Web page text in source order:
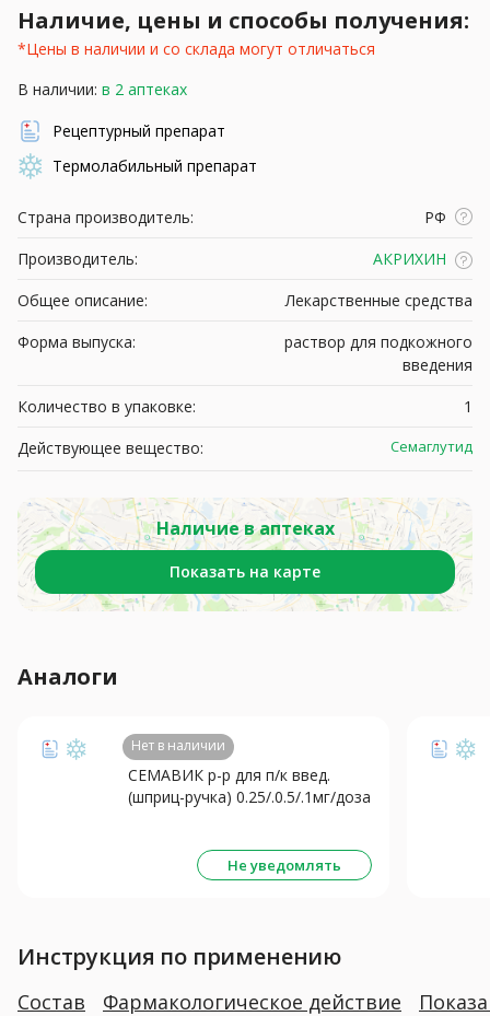
Наличие, цены и способы получения:
*Цены в наличии и со склада могут отличаться
В наличии: в 2 аптеках
Рецептурный препарат
Термолабильный препарат
Страна производитель:
РФ
Производитель:
АКРИХИН
Общее описание:
Лекарственные средства
Форма выпуска:
раствор для подкожного
введения
Количество в упаковке:
1
Действующее вещество:
Семаглутид
Наличие в аптеках
Показать на карте
Аналоги
Нет в наличии
СЕМАВИК р-р для п/к введ.
(шприц-ручка) 0.25/.0.5/.1мг/доза
Не уведомлять
Инструкция по применению
Состав Фармакологическое действие